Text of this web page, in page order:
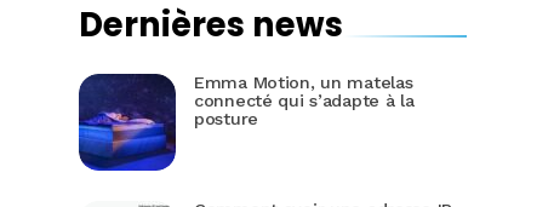
Dernières news
Emma Motion, un matelas
connecté qui s’adapte à la
posture